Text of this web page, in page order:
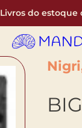
Livros do estoque